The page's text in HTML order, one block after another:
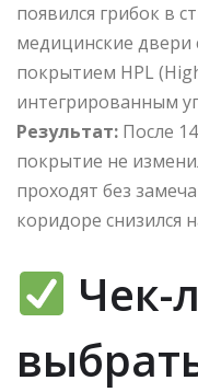
появился грибок в
медицинские двери
покрытием HPL
интегрированным
Результат: После
покрытие не
проходят без
коридоре снизился
Чек-